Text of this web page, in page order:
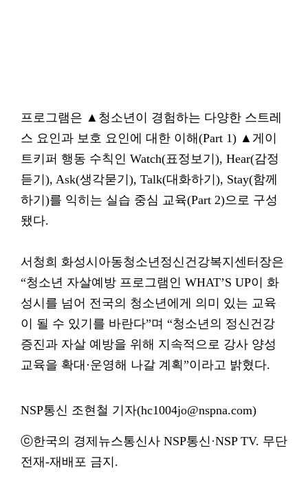
프로그램은 ▲청소년이 경험하는 다양한 스트레
스 요인과 보호 요인에 대한 이해(Part 1) ▲게이
트키퍼 행동 수칙인 Watch(표정보기), Hear(감정
듣기), Ask(생각묻기), Talk(대화하기), Stay(함께
하기)를 익히는 실습 중심 교육(Part 2)으로 구성
됐다.
서청희 화성시아동청소년정신건강복지센터장은
“청소년 자살예방 프로그램인 WHAT’S UP이 화
성시를 넘어 전국의 청소년에게 의미 있는 교육
이 될 수 있기를 바란다”며 “청소년의 정신건강
증진과 자살 예방을 위해 지속적으로 강사 양성
교육을 확대·운영해 나갈 계획”이라고 밝혔다.
NSP통신 조현철 기자(hc1004jo@nspna.com)
ⓒ한국의 경제뉴스통신사 NSP통신·NSP TV. 무단
전재-재배포 금지.